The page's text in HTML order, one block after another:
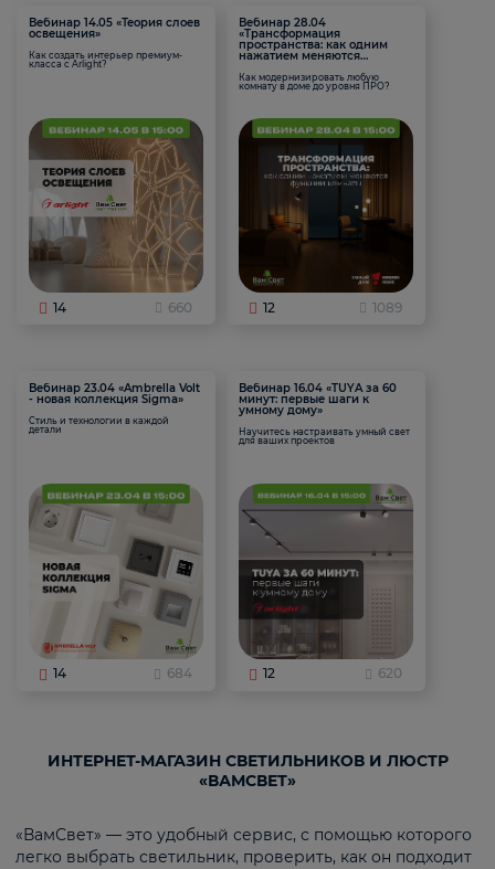
Вебинар 14.05 «Теория слоев
освещения»
Как создать интерьер премиум-
класса с Arlight?
14 660
Вебинар 28.04
«Трансформация
пространства: как одним
нажатием меняются
Как модернизировать любую
комнату в доме до уровня ПРО?
12 1089
Вебинар 23.04 «Ambrella Volt
- новая коллекция Sigma»
Стиль и технологии в каждой
детали
14 684
Вебинар 16.04 «TUYA за 60
минут: первые шаги к
умному дому»
Научитесь настраивать умный свет
для ваших проектов
12 620
ИНТЕРНЕТ-МАГАЗИН СВЕТИЛЬНИКОВ И ЛЮСТР
«ВАМСВЕТ»
«ВамСвет» — это удобный сервис, с помощью которого
легко выбрать светильник, проверить, как он подходит